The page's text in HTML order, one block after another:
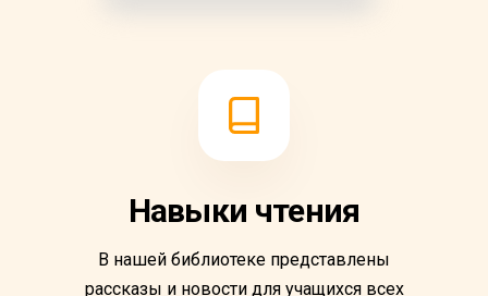
Навыки чтения
В нашей библиотеке представлены
рассказы и новости для учащихся всех